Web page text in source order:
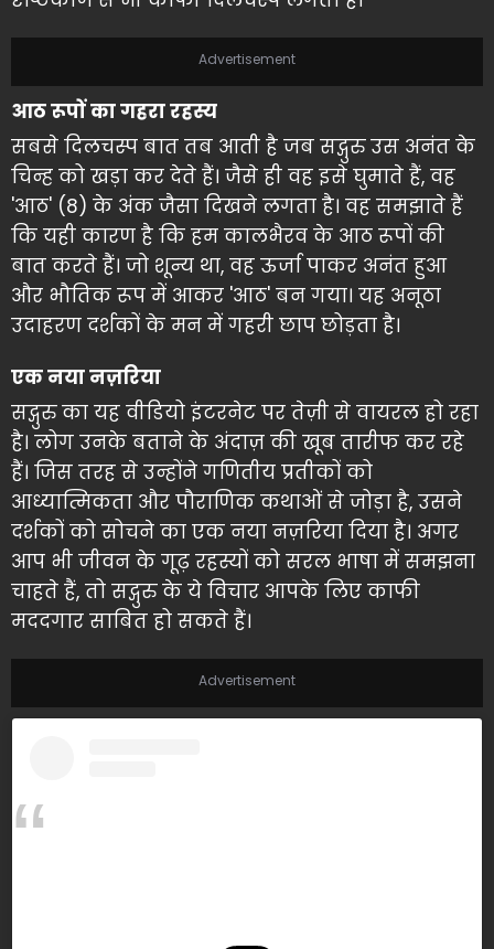
Advertisement
आठ रूपों का गहरा रहस्य
सबसे दिलचस्प बात तब आती है जब सद्गुरु उस अनंत के
चिन्ह को खड़ा कर देते हैं। जैसे ही वह इसे घुमाते हैं, वह
'आठ' (8) के अंक जैसा दिखने लगता है। वह समझाते हैं
कि यही कारण है कि हम कालभैरव के आठ रूपों की
बात करते हैं। जो शून्य था, वह ऊर्जा पाकर अनंत हुआ
और भौतिक रूप में आकर 'आठ' बन गया। यह अनूठा
उदाहरण दर्शकों के मन में गहरी छाप छोड़ता है।
एक नया नज़रिया
सद्गुरु का यह वीडियो इंटरनेट पर तेज़ी से वायरल हो रहा
है। लोग उनके बताने के अंदाज़ की खूब तारीफ कर रहे
हैं। जिस तरह से उन्होंने गणितीय प्रतीकों को
आध्यात्मिकता और पौराणिक कथाओं से जोड़ा है, उसने
दर्शकों को सोचने का एक नया नज़रिया दिया है। अगर
आप भी जीवन के गूढ़ रहस्यों को सरल भाषा में समझना
चाहते हैं, तो सद्गुरु के ये विचार आपके लिए काफी
मददगार साबित हो सकते हैं।
Advertisement